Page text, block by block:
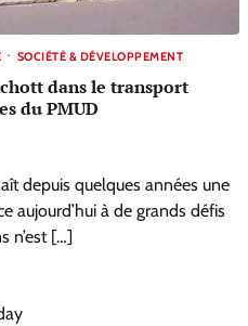
SOCIÉTÉ & DÉVELOPPEMENT
dans le transport
du PMUD
depuis quelques années une
aujourd’hui à de grands défis
n’est […]